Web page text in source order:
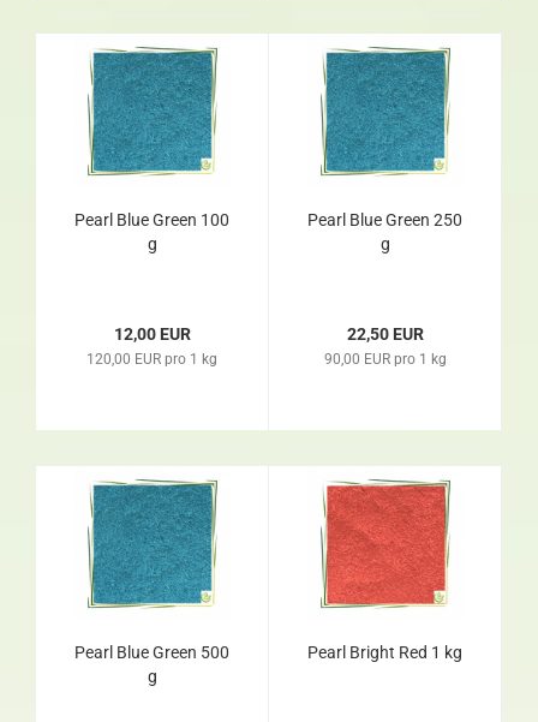
Pearl Blue Green 100
g
12,00 EUR
120,00 EUR pro 1 kg
Pearl Blue Green 250
g
22,50 EUR
90,00 EUR pro 1 kg
Pearl Blue Green 500
g
Pearl Bright Red 1 kg